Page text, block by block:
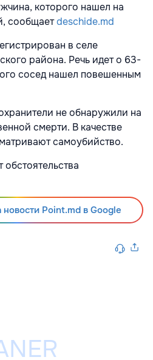
которого нашел на
сообщаетdeschide.md
в селе
района. Речь идет о 63-
сосед нашел повешенным
не обнаружили на
смерти. В качестве
самоубийство.
Point.md в Google